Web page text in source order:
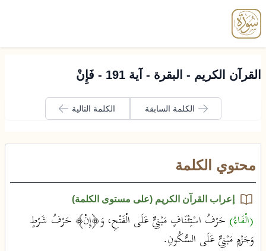
القرآن الكريم - البقرة - آية 191 - فَإِنْ
الكلمة السابقة الكلمة التالية
محتوي الكلمة
إعراب القرآن الكريم (على مستوى الكلمة)
(الْفَاءُ) حَرْفُ اسْتِئْنَافٍ مَبْنِيٌّ عَلَى الْفَتْحِ، وَ﴿إِنْ﴾ حَرْفُ شَرْطٍ
وَجَزْمٍ مَبْنِيٌّ عَلَى السُّكُونِ.